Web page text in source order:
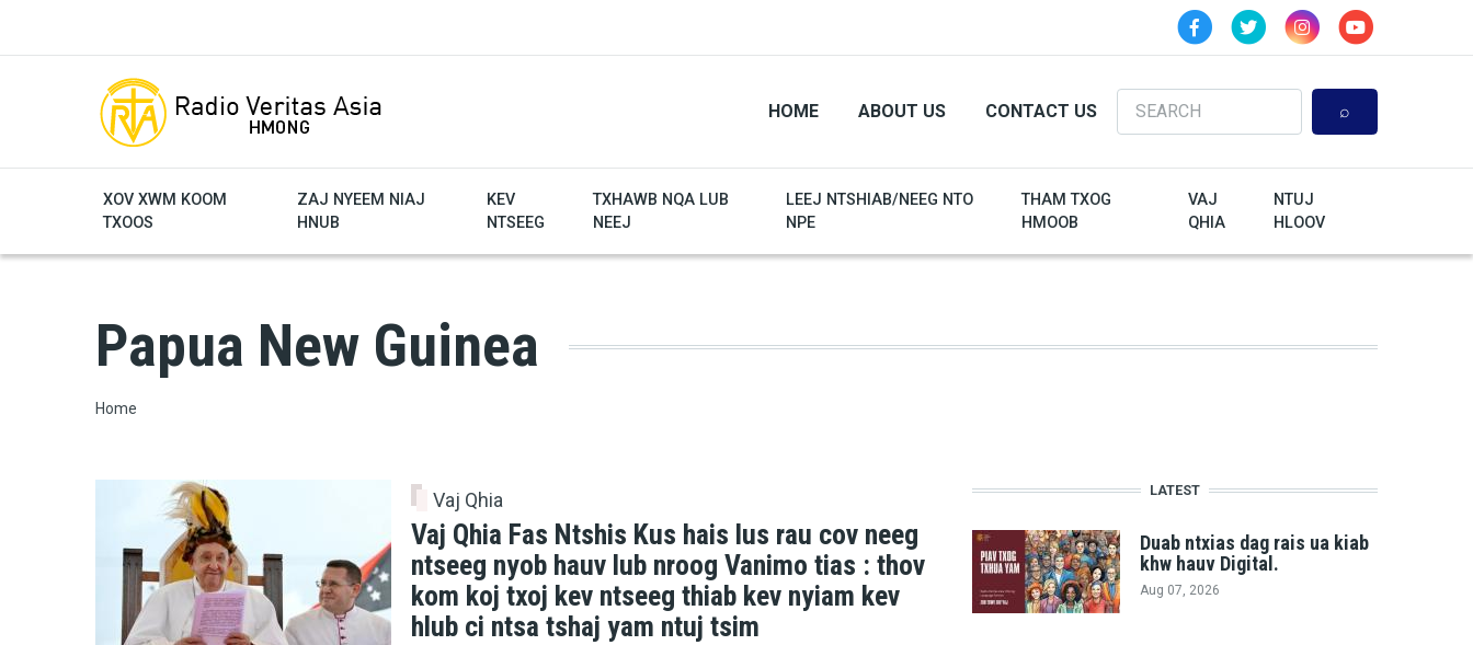
HOME ABOUT US CONTACT US
Search
XOV XWM KOOM
TXOOS
ZAJ NYEEM NIAJ
HNUB
KEV
NTSEEG
TXHAWB NQA LUB
NEEJ
LEEJ NTSHIAB/NEEG NTO
NPE
THAM TXOG
HMOOB
VAJ
QHIA
NTUJ
HLOOV
Papua New Guinea
Breadcrumb
Home
Vaj Qhia
Vaj Qhia Fas Ntshis Kus hais lus rau cov neeg
ntseeg nyob hauv lub nroog Vanimo tias : thov
kom koj txoj kev ntseeg thiab kev nyiam kev
hlub ci ntsa tshaj yam ntuj tsim
LATEST
Duab ntxias dag rais ua kiab
khw hauv Digital.
Aug 07, 2026